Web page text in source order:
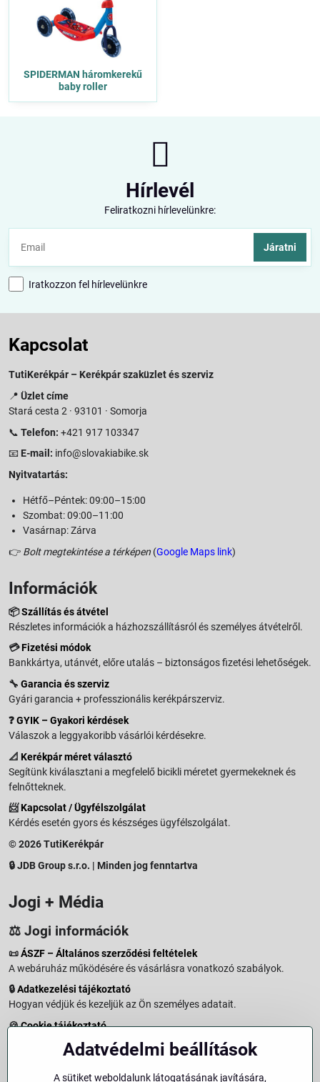
SPIDERMAN háromkerekű
baby roller
Hírlevél
Feliratkozni hírlevelünkre:
Járatni
Iratkozzon fel hírlevelünkre
Kapcsolat
TutiKerékpár – Kerékpár szaküzlet és szerviz
📍 Üzlet címe
Stará cesta 2 · 93101 · Somorja
📞 Telefon: +421 917 103347
📧 E-mail: info@slovakiabike.sk
Nyitvatartás:
Hétfő–Péntek: 09:00–15:00
Szombat: 09:00–11:00
Vasárnap: Zárva
👉 Bolt megtekintése a térképen (Google Maps link)
Információk
📦Szállítás és átvétel
Részletes információk a házhozszállításról és személyes átvételről.
💳Fizetési módok
Bankkártya, utánvét, előre utalás – biztonságos fizetési lehetőségek.
🔧 Garancia és szerviz
Gyári garancia + professzionális kerékpárszerviz.
❓GYIK – Gyakori kérdések
Válaszok a leggyakoribb vásárlói kérdésekre.
📐 Kerékpár méret választó
Segítünk kiválasztani a megfelelő bicikli méretet gyermekeknek és
felnőtteknek.
📨Kapcsolat / Ügyfélszolgálat
Kérdés esetén gyors és készséges ügyfélszolgálat.
© 2026 TutiKerékpár
🔒 JDB Group s.r.o. | Minden jog fenntartva
Jogi + Média
⚖️ Jogi információk
📜ÁSZF – Általános szerződési feltételek
A webáruház működésére és vásárlásra vonatkozó szabályok.
🔒Adatkezelési tájékoztató
Hogyan védjük és kezeljük az Ön személyes adatait.
🍪Cookie tájékoztató
A weboldalon használt sütikről és adatkezelésről.
Vásárlástól való elállás menete és feltételei.
Adatvédelmi beállítások
A sütiket weboldalunk látogatásának javítására,